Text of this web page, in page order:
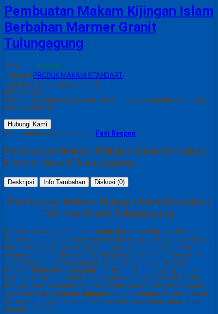
Pembuatan Makam Kijingan Islam
Berbahan Marmer Granit
Tulungagung
Stok
Tersedia
Kategori PRODUK MAKAM STANDART
Tentukan pilihan yang tersedia!
INFO HARGA
Silahkan menghubungi kontak kami untuk mendapatkan informasi
harga produk ini.
Hubungi Kami
Pemesanan yang lebih cepat! Fast Respon
Pembuatan Makam Kijingan Islam Berbahan
Marmer Granit Tulungagung
Deskripsi Info Tambahan Diskusi (0)
Pembuatan Makam Kijingan Islam Berbahan
Marmer Granit Tulungagung
Pembuatan Makam Kijingan Islam Berbahan Marmer Granit
Tulungagung – Sering terdengar makam atau disebut juga kijingan,
biasanya banyak masyarakat yang ingin memperbaiki makam
dengan berbahan batu alam. Di tempat kami memberikan Solusi
tepat untuk anda yang sedang mencari Pembuatan Makam
Kijingan Islam Berbahan Marmer Granit Tulungagung dengan
kualitas nomer satu. Kami memproduksi berbagai model Makam
Kijingan Islam Berbahan Marmer Granit di bawah ini contoh model
dari Pembuatan Makam Kijingan Islam Berbahan Marmer Granit
Tulungagung . Untuk ukuran atau model bisa custom atau ukuran
standar 160 x 60.